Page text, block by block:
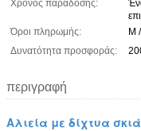
Χρόνος παράδοσης:
Όροι πληρωμής:
Μ
Δυνατότητα προσφοράς:
περιγραφή
Αλιεία με δίχτυα